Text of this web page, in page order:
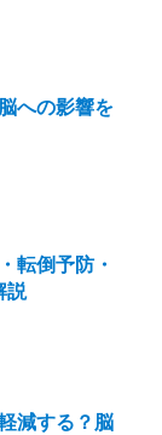
への影響を
転倒予防・
説
減する？脳